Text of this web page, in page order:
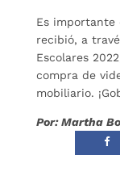
Es importante
recibió, a
Escolares
compra de
mobiliario.
Por: Martha